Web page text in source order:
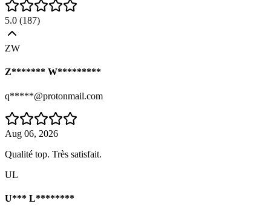
5.0 (187)
ZW
Z******* W*********
q*****@protonmail.com
Aug 06, 2026
Qualité top. Très satisfait.
UL
U*** L********